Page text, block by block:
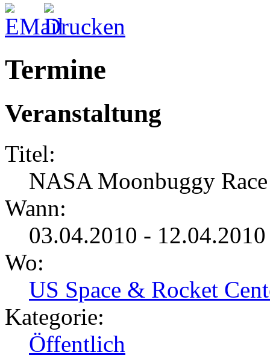
Termine
Veranstaltung
Titel:
NASA Moonbuggy Race
Wann:
03.04.2010 - 12.04.2010
Wo:
US Space & Rocket
Kategorie:
Öffentlich